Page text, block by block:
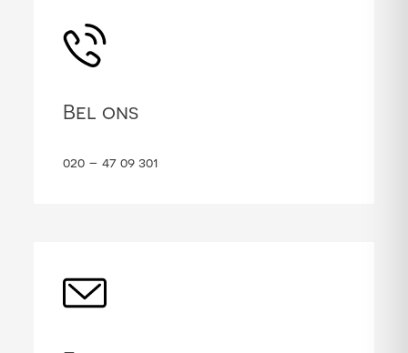
Bel ons
020 – 47 09 301